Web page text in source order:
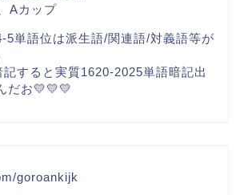
Aカップ
5単語位は派生語/関連語/対義語等が
すると実質1620-2025単語暗記出
だお💛💛💛
goroankijk